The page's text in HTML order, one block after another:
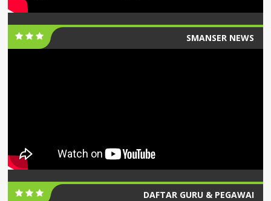
SMANSER NEWS
DAFTAR GURU & PEGAWAI